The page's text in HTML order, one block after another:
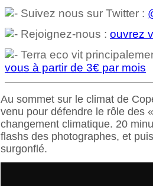
Suivez nous sur Twitter :
Rejoignez-nous : ouvrez
Terra eco vit
vous à partir de 3€ par mois
Au sommet sur le climat de
venu pour défendre le rôle des
changement climatique. 20
flashs des photographes, et
surgonflé.